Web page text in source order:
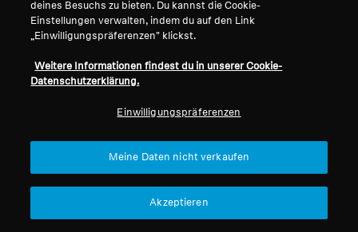
Willi Zundel
Impressive Sound
IE scheinen allgemein heikel bezüglich Earpads und
deines Besuchs zu bieten. Du kannst die Cookie-
Einstellungen verwalten, indem du auf den Link
„Einwilligungspräferenzen" klickst.
Weitere Informationen findest du in unserer Cookie-
Datenschutzerklärung.
Einwilligungspräferenzen
Meine Daten nicht verkaufen
Akzeptieren